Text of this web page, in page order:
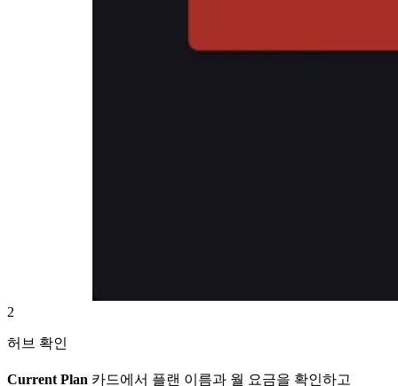
2
허브 확인
Current Plan 카드에서 플랜 이름과 월 요금을 확인하고